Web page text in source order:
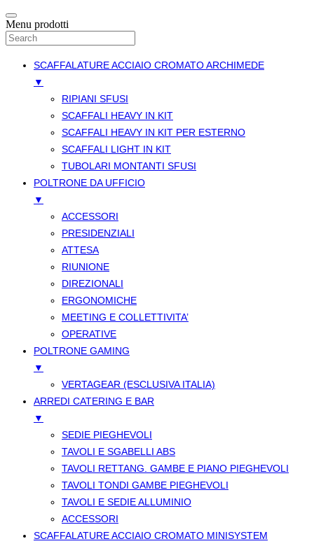
Menu prodotti
SCAFFALATURE ACCIAIO CROMATO ARCHIMEDE
▼
RIPIANI SFUSI
SCAFFALI HEAVY IN KIT
SCAFFALI HEAVY IN KIT PER ESTERNO
SCAFFALI LIGHT IN KIT
TUBOLARI MONTANTI SFUSI
POLTRONE DA UFFICIO
▼
ACCESSORI
PRESIDENZIALI
ATTESA
RIUNIONE
DIREZIONALI
ERGONOMICHE
MEETING E COLLETTIVITA’
OPERATIVE
POLTRONE GAMING
▼
VERTAGEAR (ESCLUSIVA ITALIA)
ARREDI CATERING E BAR
▼
SEDIE PIEGHEVOLI
TAVOLI E SGABELLI ABS
TAVOLI RETTANG. GAMBE E PIANO PIEGHEVOLI
TAVOLI TONDI GAMBE PIEGHEVOLI
TAVOLI E SEDIE ALLUMINIO
ACCESSORI
SCAFFALATURE ACCIAIO CROMATO MINISYSTEM